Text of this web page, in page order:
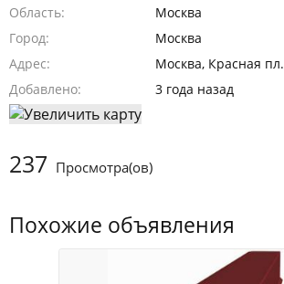
Похожие объявления
Область
Москва
Город
Москва
Адрес
Москва, Красная пл.
Добавлено
3 года назад
237 Просмотра(ов)